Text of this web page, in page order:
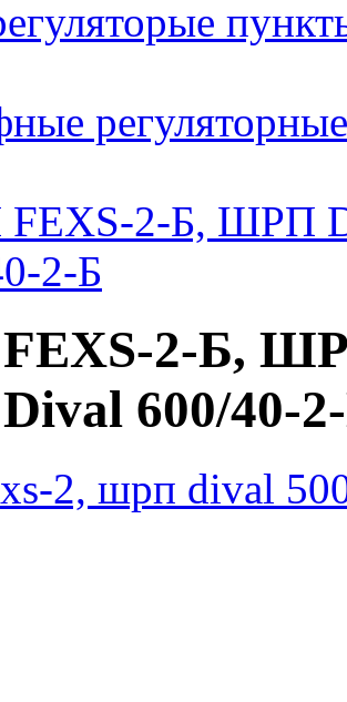
2-Б, ШРП
2-Б
2-Б,
600/40-